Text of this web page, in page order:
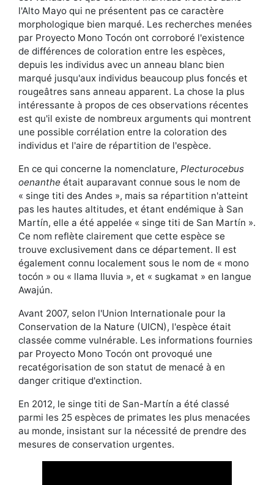
l'Alto Mayo qui ne présentent pas ce caractère
morphologique bien marqué. Les recherches menées
par Proyecto Mono Tocón ont corroboré l'existence
de différences de coloration entre les espèces,
depuis les individus avec un anneau blanc bien
marqué jusqu'aux individus beaucoup plus foncés et
rougeâtres sans anneau apparent. La chose la plus
intéressante à propos de ces observations récentes
est qu'il existe de nombreux arguments qui montrent
une possible corrélation entre la coloration des
individus et l'aire de répartition de l'espèce.
En ce qui concerne la nomenclature, Plecturocebus
oenanthe était auparavant connue sous le nom de
« singe titi des Andes », mais sa répartition n'atteint
pas les hautes altitudes, et étant endémique à San
Martín, elle a été appelée « singe titi de San Martín ».
Ce nom reflète clairement que cette espèce se
trouve exclusivement dans ce département. Il est
également connu localement sous le nom de « mono
tocón » ou « llama lluvia », et « sugkamat » en langue
Awajún.
Avant 2007, selon l'Union Internationale pour la
Conservation de la Nature (UICN), l'espèce était
classée comme vulnérable. Les informations fournies
par Proyecto Mono Tocón ont provoqué une
recatégorisation de son statut de menacé à en
danger critique d'extinction.
En 2012, le singe titi de San-Martín a été classé
parmi les 25 espèces de primates les plus menacées
au monde, insistant sur la nécessité de prendre des
mesures de conservation urgentes.